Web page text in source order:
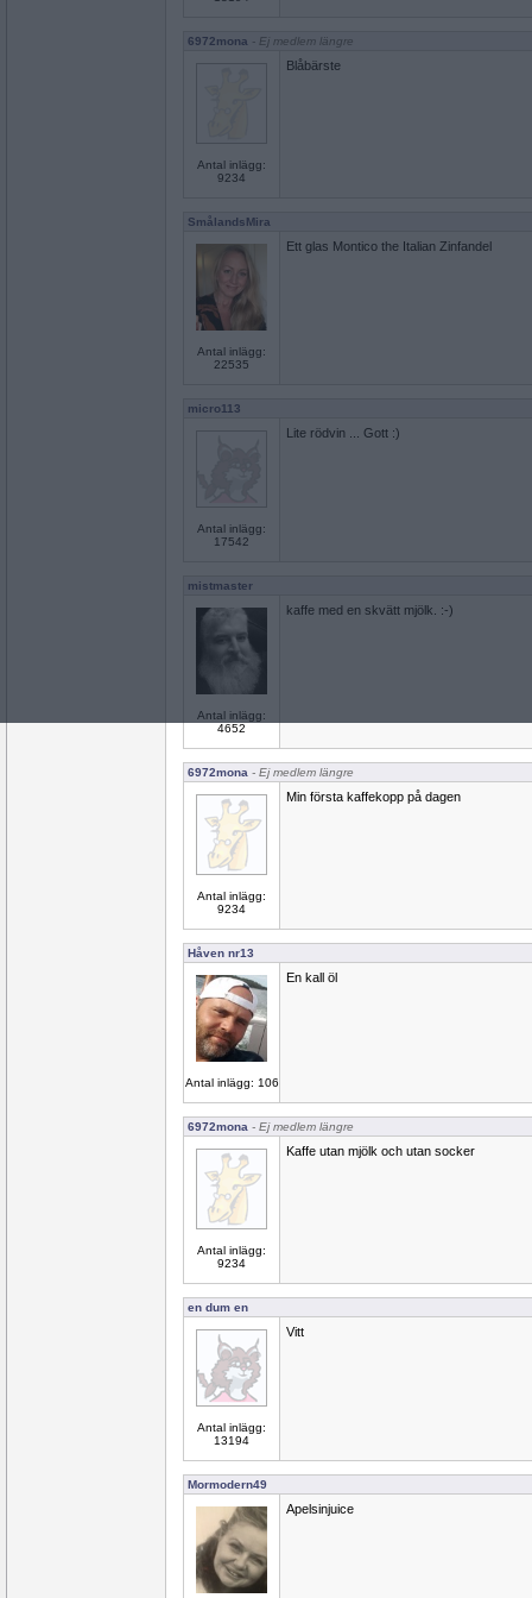
6972mona - Ej medlem längre
Antal inlägg:
9234
Blåbärste
SmålandsMira
Antal inlägg:
22535
Ett glas Montico the Italian Zinfandel
micro113
Antal inlägg:
17542
Lite rödvin ... Gott :)
mistmaster
Antal inlägg:
4652
kaffe med en skvätt mjölk. :-)
6972mona - Ej medlem längre
Antal inlägg:
9234
Min första kaffekopp på dagen
Håven nr13
Antal inlägg: 106
En kall öl
6972mona - Ej medlem längre
Antal inlägg:
9234
Kaffe utan mjölk och utan socker
en dum en
Antal inlägg:
13194
Vitt
Mormodern49
Apelsinjuice